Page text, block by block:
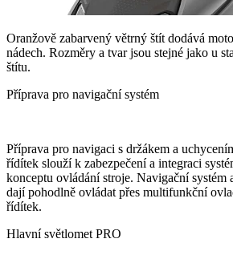
Oranžově zabarvený větrný štít dodává
nádech. Rozměry a tvar jsou stejné jako u
štítu.
Příprava pro navigační systém
Příprava pro navigaci s držákem a
řídítek slouží k zabezpečení a integraci
konceptu ovládání stroje. Navigační systém
dají pohodlně ovládat přes multifunkční
řídítek.
Hlavní světlomet PRO